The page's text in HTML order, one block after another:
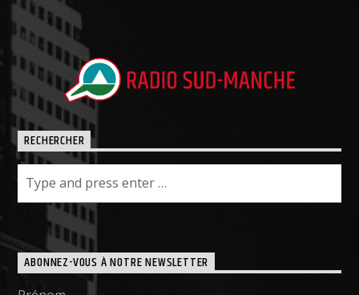
RECHERCHER
ABONNEZ-VOUS À NOTRE NEWSLETTER